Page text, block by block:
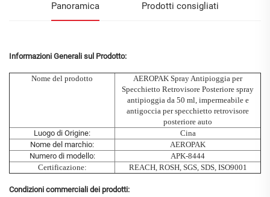
Panoramica Prodotti consigliati
Informazioni Generali sul Prodotto:
Nome del prodotto AEROPAK Spray Antipioggia per
Specchietto Retrovisore Posteriore spray
antipioggia da 50 ml, impermeabile e
antigoccia per specchietto retrovisore
posteriore auto
Luogo di Origine:
Cina
Nome del marchio:
AEROPAK
Numero di modello:
APK-8444
Certificazione:
REACH, ROSH, SGS, SDS, ISO9001
Condizioni commerciali dei prodotti: